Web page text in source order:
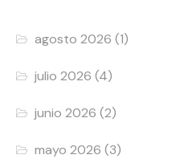
agosto 2026 (1)
julio 2026 (4)
junio 2026 (2)
mayo 2026 (3)